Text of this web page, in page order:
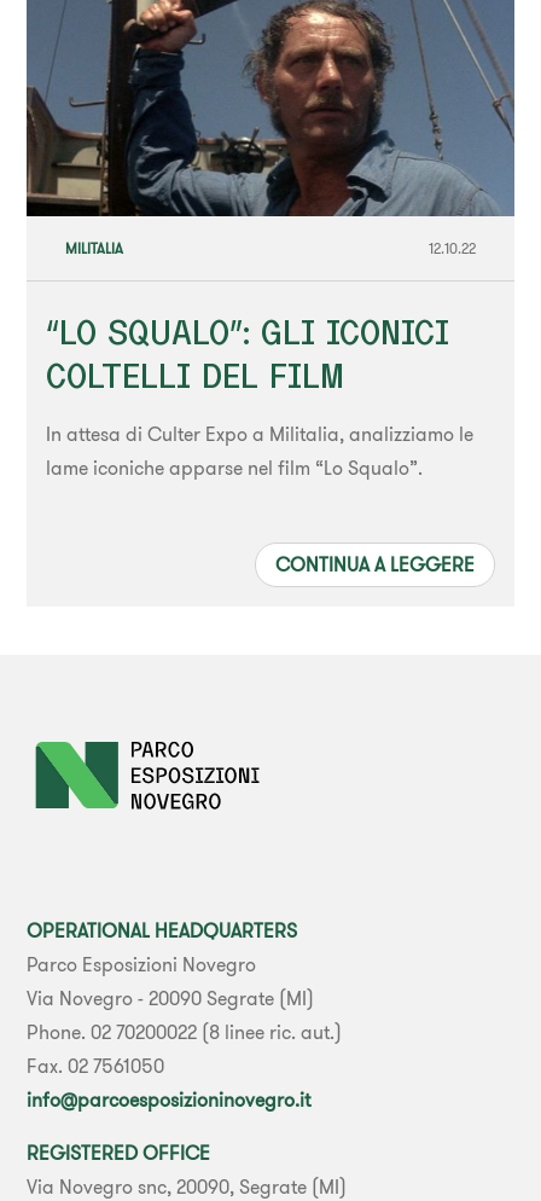
MILITALIA 12.10.22
“LO SQUALO”: GLI ICONICI
COLTELLI DEL FILM
In attesa di Culter Expo a Militalia, analizziamo le
lame iconiche apparse nel film “Lo Squalo”.
CONTINUA A LEGGERE
OPERATIONAL HEADQUARTERS
Parco Esposizioni Novegro
Via Novegro - 20090 Segrate (MI)
Phone. 02 70200022 (8 linee ric. aut.)
Fax. 02 7561050
info@parcoesposizioninovegro.it
REGISTERED OFFICE
Via Novegro snc, 20090, Segrate (MI)